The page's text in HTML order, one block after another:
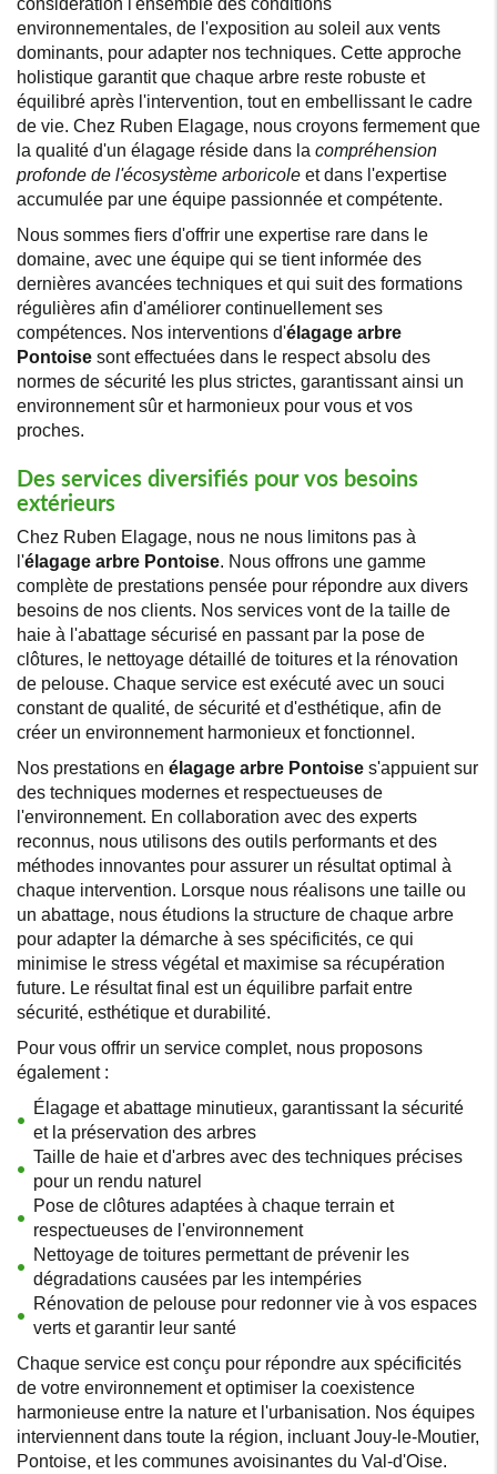
environnementales, de l'exposition au soleil aux vents
dominants, pour adapter nos techniques. Cette approche
holistique garantit que chaque arbre reste robuste et
équilibré après l'intervention, tout en embellissant le cadre
de vie. Chez Ruben Elagage, nous croyons fermement que
la qualité d'un élagage réside dans la compréhension
profonde de l'écosystème arboricole et dans l'expertise
accumulée par une équipe passionnée et compétente.
Nous sommes fiers d'offrir une expertise rare dans le
domaine, avec une équipe qui se tient informée des
dernières avancées techniques et qui suit des formations
régulières afin d'améliorer continuellement ses
compétences. Nos interventions d'élagage arbre
Pontoise sont effectuées dans le respect absolu des
normes de sécurité les plus strictes, garantissant ainsi un
environnement sûr et harmonieux pour vous et vos
proches.
Des services diversifiés pour vos besoins
extérieurs
Chez Ruben Elagage, nous ne nous limitons pas à
l'élagage arbre Pontoise. Nous offrons une gamme
complète de prestations pensée pour répondre aux divers
besoins de nos clients. Nos services vont de la taille de
haie à l'abattage sécurisé en passant par la pose de
clôtures, le nettoyage détaillé de toitures et la rénovation
de pelouse. Chaque service est exécuté avec un souci
constant de qualité, de sécurité et d'esthétique, afin de
créer un environnement harmonieux et fonctionnel.
Nos prestations en élagage arbre Pontoise s'appuient sur
des techniques modernes et respectueuses de
l'environnement. En collaboration avec des experts
reconnus, nous utilisons des outils performants et des
méthodes innovantes pour assurer un résultat optimal à
chaque intervention. Lorsque nous réalisons une taille ou
un abattage, nous étudions la structure de chaque arbre
pour adapter la démarche à ses spécificités, ce qui
minimise le stress végétal et maximise sa récupération
future. Le résultat final est un équilibre parfait entre
sécurité, esthétique et durabilité.
Pour vous offrir un service complet, nous proposons
également :
Élagage et abattage minutieux, garantissant la sécurité
et la préservation des arbres
Taille de haie et d'arbres avec des techniques précises
pour un rendu naturel
Pose de clôtures adaptées à chaque terrain et
respectueuses de l'environnement
Nettoyage de toitures permettant de prévenir les
dégradations causées par les intempéries
Rénovation de pelouse pour redonner vie à vos espaces
verts et garantir leur santé
Chaque service est conçu pour répondre aux spécificités
de votre environnement et optimiser la coexistence
harmonieuse entre la nature et l'urbanisation. Nos équipes
interviennent dans toute la région, incluant Jouy-le-Moutier,
Pontoise, et les communes avoisinantes du Val-d'Oise.